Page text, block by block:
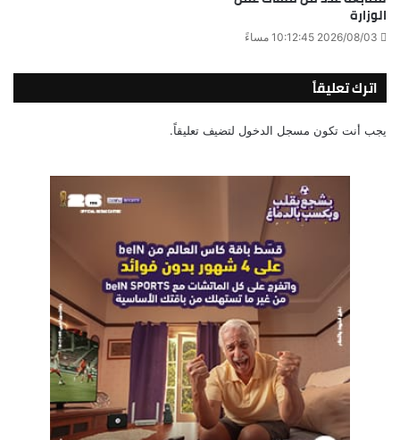
الوزارة
2026/08/03 10:12:45 مساءً
اترك تعليقاً
يجب أنت تكون مسجل الدخول لتضيف تعليقاً.